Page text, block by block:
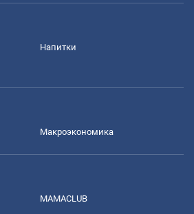
Напитки
Mакроэкономика
MAMACLUB